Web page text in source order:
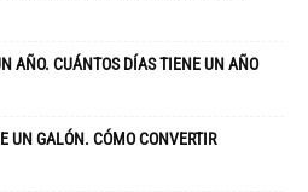
AÑO. CUÁNTOS DÍAS TIENE UN AÑO
UN GALÓN. CÓMO CONVERTIR